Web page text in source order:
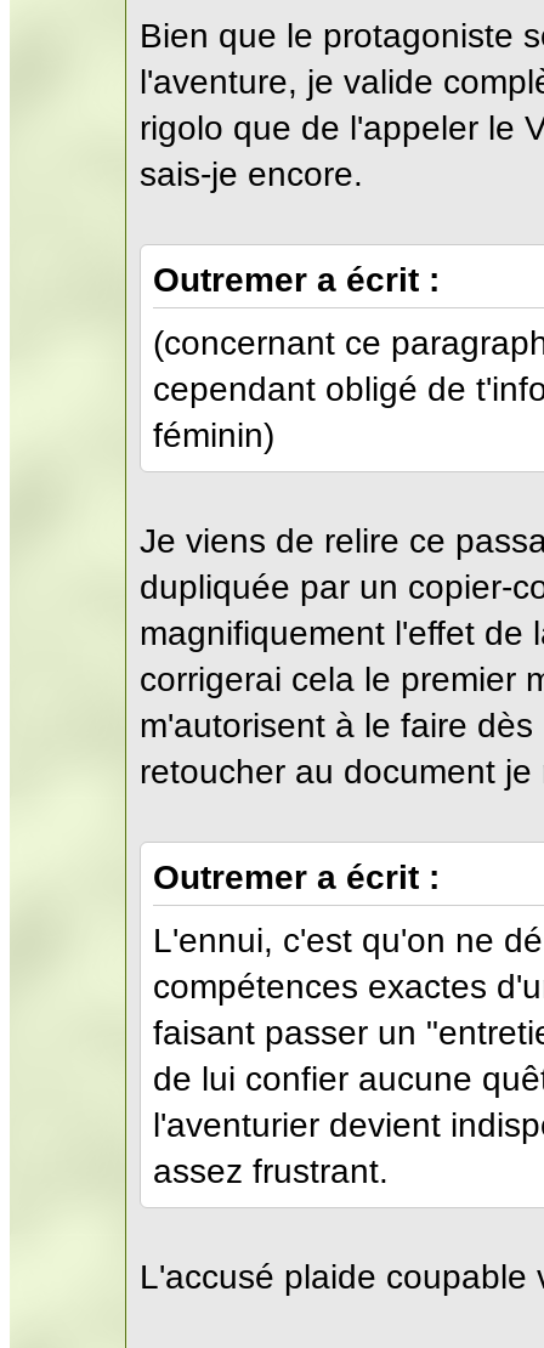
Bien que le protagoniste
l'aventure, je valide
rigolo que de l'appeler le
sais-je encore.
Outremer a écrit :
(concernant ce
cependant obligé de
féminin)
Je viens de relire ce
dupliquée par un copier-
magnifiquement l'effet de
corrigerai cela le premier
m'autorisent à le faire
retoucher au document
Outremer a écrit :
L'ennui, c'est qu'on ne
compétences exactes
faisant passer un
de lui confier aucune
l'aventurier devient
assez frustrant.
L'accusé plaide coupable